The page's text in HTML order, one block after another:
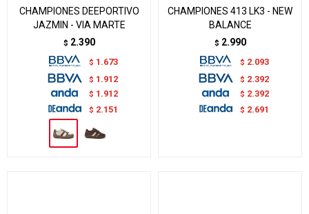
CHAMPIONES DEEPORTIVO
JAZMIN - VIA MARTE
$ 2.390
$ 1.673
$ 1.912
$ 1.912
$ 2.151
CHAMPIONES 413 LK3 - NEW
BALANCE
$ 2.990
$ 2.093
$ 2.392
$ 2.392
$ 2.691